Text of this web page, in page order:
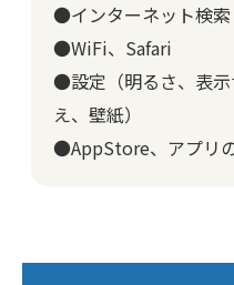
●インターネット検索
●WiFi、Safari
●設定（明るさ、表
え、壁紙）
●AppStore、アプリ